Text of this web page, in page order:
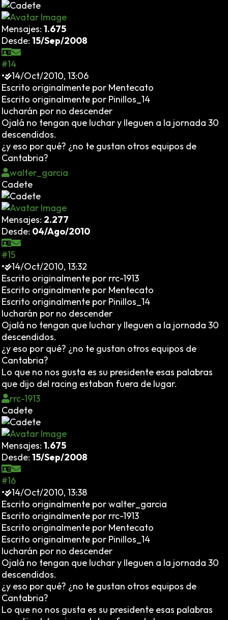
Mensajes: 1.675
Desde: 15/Sep/2008
#14
•
14/Oct/2010, 13:06
Escrito originalmente por Mentecato
Escrito originalmente por Pinillos_14
lucharán por no descender
Ojalá no tengan que luchar y lleguen a la jornada 30
descendidos.
¿y eso por qué? ¿no te gustan otros equipos de
Cantabria?
walter_garcia
Cadete
Mensajes: 2.277
Desde: 04/Ago/2010
#15
•
14/Oct/2010, 13:32
Escrito originalmente por rrc-1913
Escrito originalmente por Mentecato
Escrito originalmente por Pinillos_14
lucharán por no descender
Ojalá no tengan que luchar y lleguen a la jornada 30
descendidos.
¿y eso por qué? ¿no te gustan otros equipos de
Cantabria?
Lo que no nos gusta es su presidente esas palabras
que dijo del racing estaban fuera de lugar.
rrc-1913
Cadete
Mensajes: 1.675
Desde: 15/Sep/2008
#16
•
14/Oct/2010, 13:38
Escrito originalmente por walter_garcia
Escrito originalmente por rrc-1913
Escrito originalmente por Mentecato
Escrito originalmente por Pinillos_14
lucharán por no descender
Ojalá no tengan que luchar y lleguen a la jornada 30
descendidos.
¿y eso por qué? ¿no te gustan otros equipos de
Cantabria?
Lo que no nos gusta es su presidente esas palabras